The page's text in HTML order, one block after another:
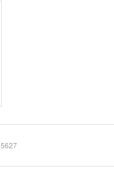
5627